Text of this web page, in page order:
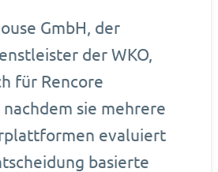
GmbH, der
der WKO,
für Rencore
sie mehrere
evaluiert
basierte